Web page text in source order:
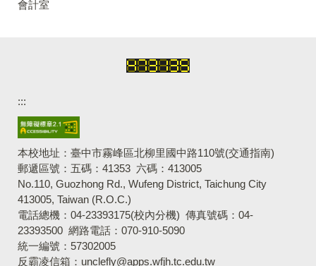
會計室
:::
本校地址：臺中市霧峰區北柳里國中路110號(交通指南)
郵遞區號：五碼：41353 六碼：413005
No.110, Guozhong Rd., Wufeng District, Taichung City
413005, Taiwan (R.O.C.)
電話總機：04-23393175(校內分機) 傳真號碼：04-
23393500 網路電話：070-910-5090
統一編號：57302005
反霸凌信箱：unclefly@apps.wfjh.tc.edu.tw